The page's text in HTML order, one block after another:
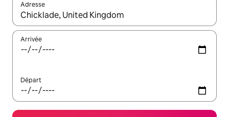
Adresse
Lorsque les résultats s'affichent, utilisez les flèches vers le
Arrivée
Départ